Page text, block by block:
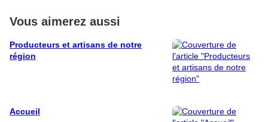
Vous aimerez aussi
Producteurs et artisans de notre
région
Accueil